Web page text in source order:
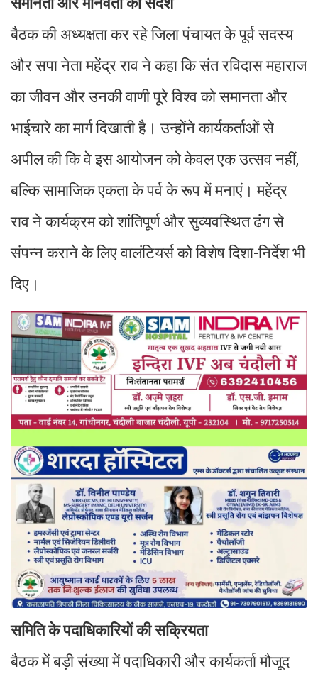
बैठक की अध्यक्षता कर रहे जिला पंचायत के पूर्व सदस्य
और सपा नेता महेंद्र राव ने कहा कि संत रविदास महाराज
का जीवन और उनकी वाणी पूरे विश्व को समानता और
भाईचारे का मार्ग दिखाती है। उन्होंने कार्यकर्ताओं से
अपील की कि वे इस आयोजन को केवल एक उत्सव नहीं,
बल्कि सामाजिक एकता के पर्व के रूप में मनाएं। महेंद्र
राव ने कार्यक्रम को शांतिपूर्ण और सुव्यवस्थित ढंग से
संपन्न कराने के लिए वालंटियर्स को विशेष दिशा-निर्देश भी
दिए।
समिति के पदाधिकारियों की सक्रियता
बैठक में बड़ी संख्या में पदाधिकारी और कार्यकर्ता मौजूद